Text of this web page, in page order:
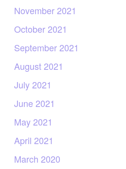
November 2021
October 2021
September 2021
August 2021
July 2021
June 2021
May 2021
April 2021
March 2020